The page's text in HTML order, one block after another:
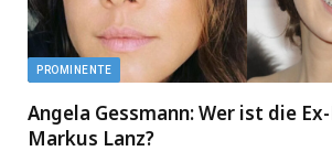
PROMINENTE
Angela Gessmann: Wer ist die
Markus Lanz?